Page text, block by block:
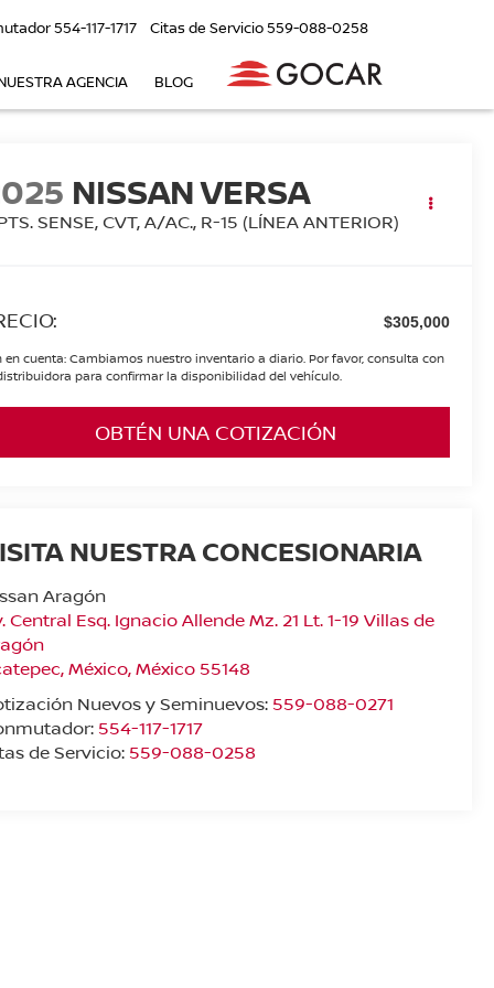
554-117-1717 Citas de Servicio559-088-0258
AGENCIA BLOG
NISSAN VERSA
SENSE, CVT, A/AC., R-15 (LÍNEA ANTERIOR)
$305,000
en cuenta: Cambiamos nuestro inventario a diario. Por favor, consulta con
para confirmar la disponibilidad del vehículo.
OBTÉN UNA COTIZACIÓN
NUESTRA CONCESIONARIA
Aragón
Central Esq. Ignacio Allende Mz. 21 Lt. 1-19 Villas de
,México, México 55148
Nuevos y Seminuevos: 559-088-0271
554-117-1717
de Servicio: 559-088-0258